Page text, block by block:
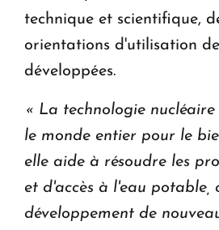
technique et scientifique,
orientations d'utilisation
développées.
« La technologie
le monde entier pour le
elle aide à résoudre les
et d'accès à l'eau potable,
développement de